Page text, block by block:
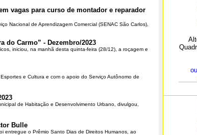
vagas para curso de montador e reparador
Nacional de Aprendizagem Comercial (SENAC São Carlos),
do Carmo” - Dezembro/2023
iniciou, na manhã desta quinta-feira (28/12), a roçagem e
e Cultura e com o apoio do Serviço Autônomo de
de Habitação e Desenvolvimento Urbano, divulgou,
Bulle
entregue o Prêmio Santo Dias de Direitos Humanos, ao